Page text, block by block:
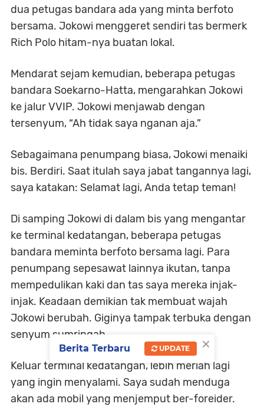
dua petugas bandara ada yang minta berfoto
bersama. Jokowi menggeret sendiri tas bermerk
Rich Polo hitam-nya buatan lokal.
Mendarat sejam kemudian, beberapa petugas
bandara Soekarno-Hatta, mengarahkan Jokowi
ke jalur VVIP. Jokowi menjawab dengan
tersenyum, “Ah tidak saya nganan aja.”
Sebagaimana penumpang biasa, Jokowi menaiki
bis. Berdiri. Saat itulah saya jabat tangannya lagi,
saya katakan: Selamat lagi, Anda tetap teman!
Di samping Jokowi di dalam bis yang mengantar
ke terminal kedatangan, beberapa petugas
bandara meminta berfoto bersama lagi. Para
penumpang sepesawat lainnya ikutan, tanpa
mempedulikan kaki dan tas saya mereka injak-
injak. Keadaan demikian tak membuat wajah
Jokowi berubah. Giginya tampak terbuka dengan
senyum sumringah.
Keluar terminal kedatangan, lebih meriah lagi
yang ingin menyalami. Saya sudah menduga
akan ada mobil yang menjemput ber-foreider.
×
Berita Terbaru UPDATE